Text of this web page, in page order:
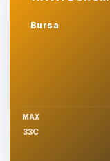
Sehir sec
MAX
33C